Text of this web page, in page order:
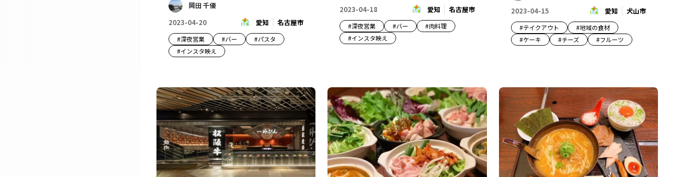
岡田 千優
2023-04-20
愛知 名古屋市
#深夜営業 #バー #パスタ
#インスタ映え
2023-04-18
愛知 名古屋市
#深夜営業 #バー #肉料理
#インスタ映え
2023-04-15
愛知 犬山市
#テイクアウト #地域の食材
#ケーキ #チーズ #フルーツ